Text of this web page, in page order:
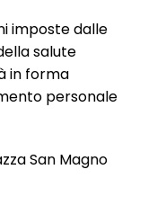
imposte dalle
salute
in forma
personale
San Magno